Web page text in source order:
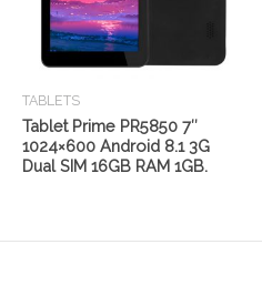
TABLETS
Tablet Prime PR5850 7″
1024×600 Android 8.1 3G
Dual SIM 16GB RAM 1GB.